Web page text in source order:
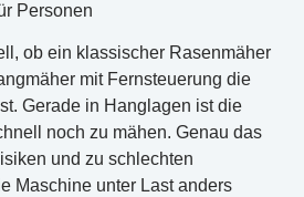
Personen
ob ein klassischer Rasenmäher
mit Fernsteuerung die
Gerade in Hanglagen ist die
noch zu mähen. Genau das
und zu schlechten
Maschine unter Last anders